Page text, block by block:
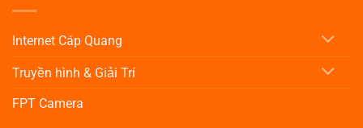
Internet Cáp Quang
Truyền hình & Giải Trí
FPT Camera